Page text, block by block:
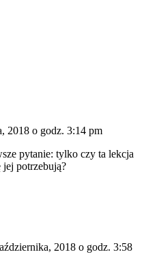
2018 o godz. 3:14 pm
pytanie: tylko czy ta lekcja
potrzebują?
2018 o godz. 3:58